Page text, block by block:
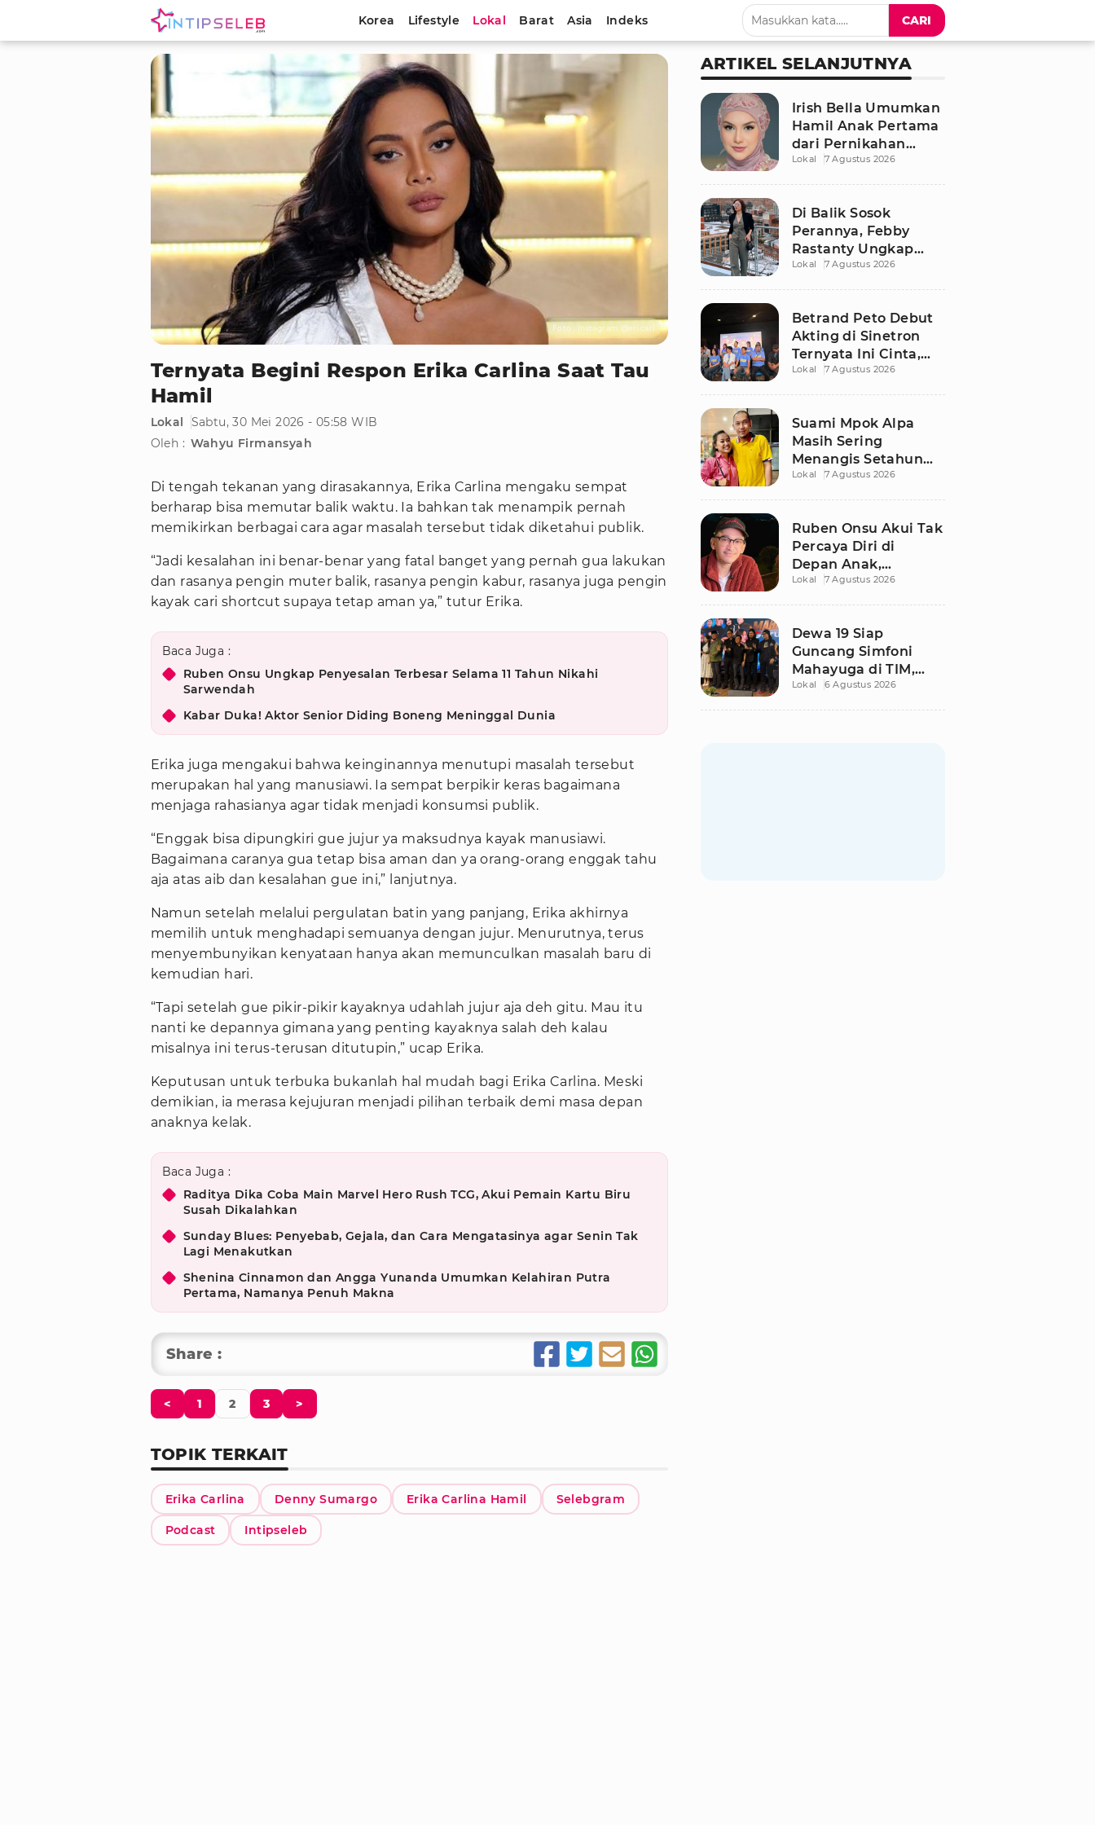
Korea Lifestyle Lokal Barat Asia Indeks CARI
Foto : Instagram @eri.carl
Ternyata Begini Respon Erika Carlina Saat Tau
Hamil
Lokal
Sabtu, 30 Mei 2026 - 05:58 WIB
Oleh : Wahyu Firmansyah
Di tengah tekanan yang dirasakannya, Erika Carlina mengaku sempat
berharap bisa memutar balik waktu. Ia bahkan tak menampik pernah
memikirkan berbagai cara agar masalah tersebut tidak diketahui publik.
“Jadi kesalahan ini benar-benar yang fatal banget yang pernah gua lakukan
dan rasanya pengin muter balik, rasanya pengin kabur, rasanya juga pengin
kayak cari shortcut supaya tetap aman ya,” tutur Erika.
Baca Juga :
Ruben Onsu Ungkap Penyesalan Terbesar Selama 11 Tahun Nikahi
Sarwendah
Kabar Duka! Aktor Senior Diding Boneng Meninggal Dunia
Erika juga mengakui bahwa keinginannya menutupi masalah tersebut
merupakan hal yang manusiawi. Ia sempat berpikir keras bagaimana
menjaga rahasianya agar tidak menjadi konsumsi publik.
“Enggak bisa dipungkiri gue jujur ya maksudnya kayak manusiawi.
Bagaimana caranya gua tetap bisa aman dan ya orang-orang enggak tahu
aja atas aib dan kesalahan gue ini,” lanjutnya.
Namun setelah melalui pergulatan batin yang panjang, Erika akhirnya
memilih untuk menghadapi semuanya dengan jujur. Menurutnya, terus
menyembunyikan kenyataan hanya akan memunculkan masalah baru di
kemudian hari.
“Tapi setelah gue pikir-pikir kayaknya udahlah jujur aja deh gitu. Mau itu
nanti ke depannya gimana yang penting kayaknya salah deh kalau
misalnya ini terus-terusan ditutupin,” ucap Erika.
Keputusan untuk terbuka bukanlah hal mudah bagi Erika Carlina. Meski
demikian, ia merasa kejujuran menjadi pilihan terbaik demi masa depan
anaknya kelak.
Baca Juga :
Raditya Dika Coba Main Marvel Hero Rush TCG, Akui Pemain Kartu Biru
Susah Dikalahkan
Sunday Blues: Penyebab, Gejala, dan Cara Mengatasinya agar Senin Tak
Lagi Menakutkan
Shenina Cinnamon dan Angga Yunanda Umumkan Kelahiran Putra
Pertama, Namanya Penuh Makna
Share :
< 1 2 3 >
TOPIK TERKAIT
Erika Carlina Denny Sumargo Erika Carlina Hamil Selebgram
Podcast Intipseleb
ARTIKEL SELANJUTNYA
Irish Bella Umumkan
Hamil Anak Pertama
dari Pernikahan
dengan Haldy Sabri
Lokal 7 Agustus 2026
Di Balik Sosok
Perannya, Febby
Rastanty Ungkap
Luka Masa Kecil yang
Lokal 7 Agustus 2026
Betrand Peto Debut
Akting di Sinetron
Ternyata Ini Cinta,
Ngaku Keluar dari
Lokal 7 Agustus 2026
Suami Mpok Alpa
Masih Sering
Menangis Setahun
Setelah Kepergian
Lokal 7 Agustus 2026
Ruben Onsu Akui Tak
Percaya Diri di
Depan Anak,
Singgung Polemik
Lokal 7 Agustus 2026
Dewa 19 Siap
Guncang Simfoni
Mahayuga di TIM,
Bawakan Lagu
Lokal 6 Agustus 2026